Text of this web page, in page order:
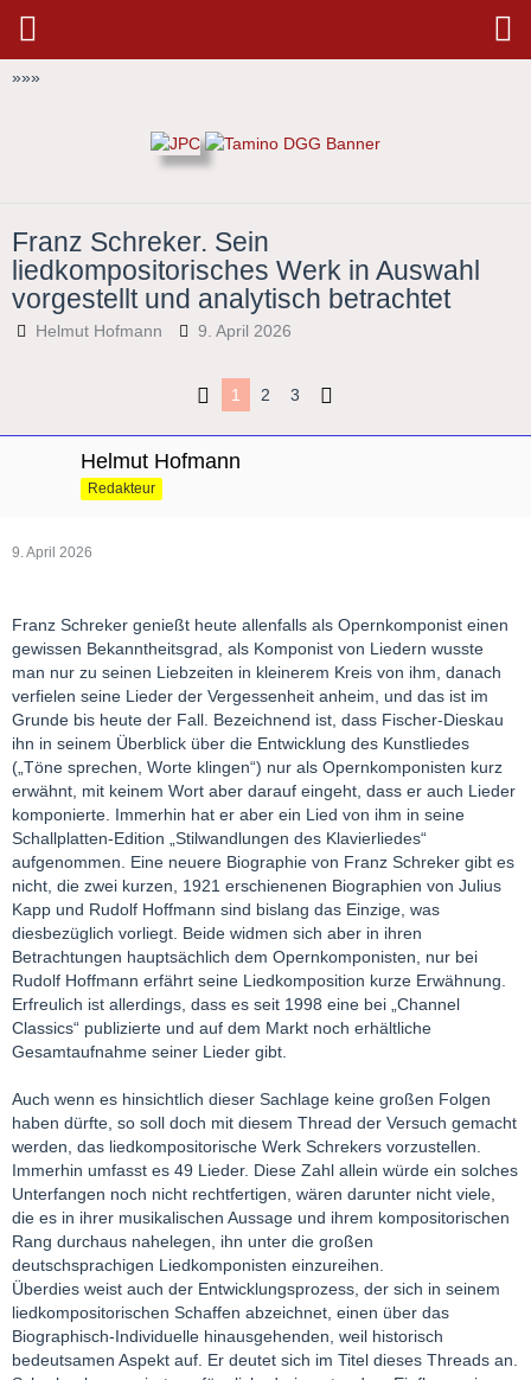
»»»
Franz Schreker. Sein
liedkompositorisches Werk in Auswahl
vorgestellt und analytisch betrachtet
Helmut Hofmann 9. April 2026
1 2 3
Helmut Hofmann
Redakteur
9. April 2026
Franz Schreker genießt heute allenfalls als Opernkomponist einen
gewissen Bekanntheitsgrad, als Komponist von Liedern wusste
man nur zu seinen Liebzeiten in kleinerem Kreis von ihm, danach
verfielen seine Lieder der Vergessenheit anheim, und das ist im
Grunde bis heute der Fall. Bezeichnend ist, dass Fischer-Dieskau
ihn in seinem Überblick über die Entwicklung des Kunstliedes
(„Töne sprechen, Worte klingen“) nur als Opernkomponisten kurz
erwähnt, mit keinem Wort aber darauf eingeht, dass er auch Lieder
komponierte. Immerhin hat er aber ein Lied von ihm in seine
Schallplatten-Edition „Stilwandlungen des Klavierliedes“
aufgenommen. Eine neuere Biographie von Franz Schreker gibt es
nicht, die zwei kurzen, 1921 erschienenen Biographien von Julius
Kapp und Rudolf Hoffmann sind bislang das Einzige, was
diesbezüglich vorliegt. Beide widmen sich aber in ihren
Betrachtungen hauptsächlich dem Opernkomponisten, nur bei
Rudolf Hoffmann erfährt seine Liedkomposition kurze Erwähnung.
Erfreulich ist allerdings, dass es seit 1998 eine bei „Channel
Classics“ publizierte und auf dem Markt noch erhältliche
Gesamtaufnahme seiner Lieder gibt.
Auch wenn es hinsichtlich dieser Sachlage keine großen Folgen
haben dürfte, so soll doch mit diesem Thread der Versuch gemacht
werden, das liedkompositorische Werk Schrekers vorzustellen.
Immerhin umfasst es 49 Lieder. Diese Zahl allein würde ein solches
Unterfangen noch nicht rechtfertigen, wären darunter nicht viele,
die es in ihrer musikalischen Aussage und ihrem kompositorischen
Rang durchaus nahelegen, ihn unter die großen
deutschsprachigen Liedkomponisten einzureihen.
Überdies weist auch der Entwicklungsprozess, der sich in seinem
liedkompositorischen Schaffen abzeichnet, einen über das
Biographisch-Individuelle hinausgehenden, weil historisch
bedeutsamen Aspekt auf. Er deutet sich im Titel dieses Threads an.